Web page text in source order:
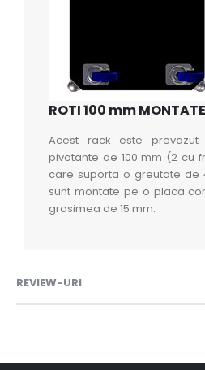
ROTI 100 mm
Acest rack este
pivotante de 100 mm (2 cu
care suporta o greutate de
sunt montate pe o placa
grosimea de 15 mm.
REVIEW-URI